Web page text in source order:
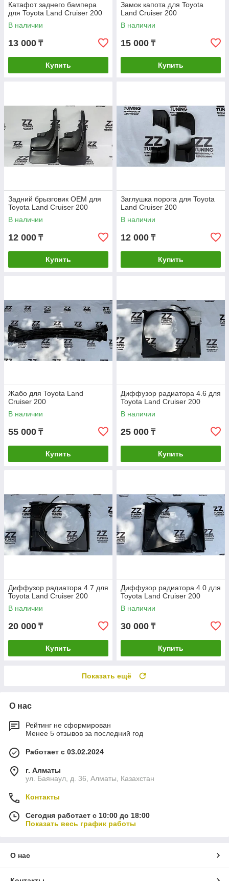
Катафот заднего бампера
для Toyota Land Cruiser 200
В наличии
13 000 ₸
Купить
Замок капота для Toyota
Land Cruiser 200
В наличии
15 000 ₸
Купить
Задний брызговик OEM для
Toyota Land Cruiser 200
В наличии
12 000 ₸
Купить
Заглушка порога для Toyota
Land Cruiser 200
В наличии
12 000 ₸
Купить
Жабо для Toyota Land
Cruiser 200
В наличии
55 000 ₸
Купить
Диффузор радиатора 4.6 для
Toyota Land Cruiser 200
В наличии
25 000 ₸
Купить
Диффузор радиатора 4.7 для
Toyota Land Cruiser 200
В наличии
20 000 ₸
Купить
Диффузор радиатора 4.0 для
Toyota Land Cruiser 200
В наличии
30 000 ₸
Купить
Показать ещё
О нас
Рейтинг не сформирован
Менее 5 отзывов за последний год
Работает с 03.02.2024
г. Алматы
ул. Баянаул, д. 36, Алматы, Казахстан
Контакты
Сегодня работает с 10:00 до 18:00
Показать весь график работы
О нас